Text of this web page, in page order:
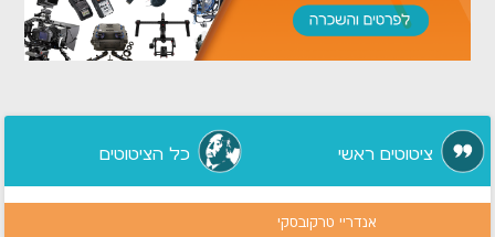
ציטוטים ראשי כל הציטוטים
אנדריי טרקובסקי